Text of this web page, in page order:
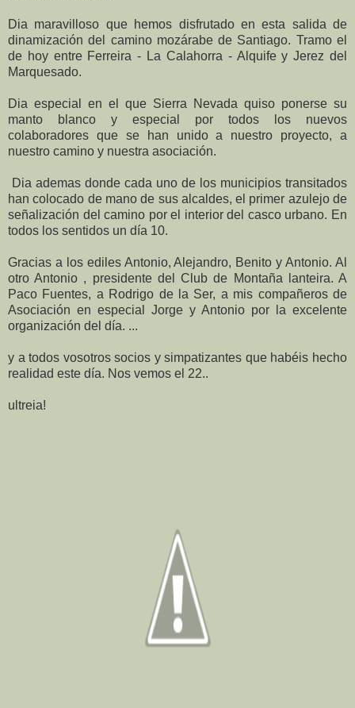
Dia maravilloso que hemos disfrutado en esta salida de
dinamización del camino mozárabe de Santiago. Tramo el
de hoy entre Ferreira - La Calahorra - Alquife y Jerez del
Marquesado.
Dia especial en el que Sierra Nevada quiso ponerse su
manto blanco y especial por todos los nuevos
colaboradores que se han unido a nuestro proyecto, a
nuestro camino y nuestra asociación.
Dia ademas donde cada uno de los municipios transitados
han colocado de mano de sus alcaldes, el primer azulejo de
señalización del camino por el interior del casco urbano. En
todos los sentidos un día 10.
Gracias a los ediles Antonio, Alejandro, Benito y Antonio. Al
otro Antonio , presidente del Club de Montaña lanteira. A
Paco Fuentes, a Rodrigo de la Ser, a mis compañeros de
Asociación en especial Jorge y Antonio por la excelente
organización del día. ...
y a todos vosotros socios y simpatizantes que habéis hecho
realidad este día. Nos vemos el 22..
ultreia!